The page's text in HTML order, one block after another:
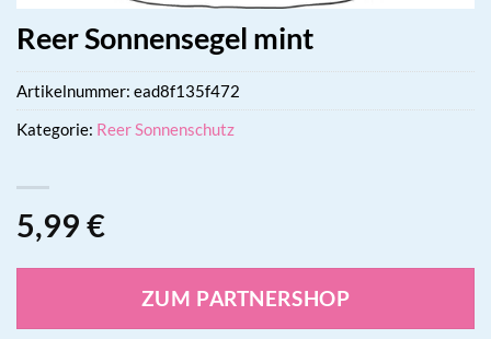
Reer Sonnensegel mint
5,99 €
ZUM PARTNERSHOP
Artikelnummer: ead8f135f472
Kategorie: Reer Sonnenschutz